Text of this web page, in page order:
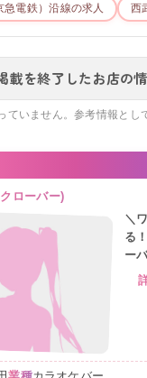
急電鉄）沿線の求人 西
載を終了したお店の
ていません。参考情報とし
ローバー)
＼
る
ー